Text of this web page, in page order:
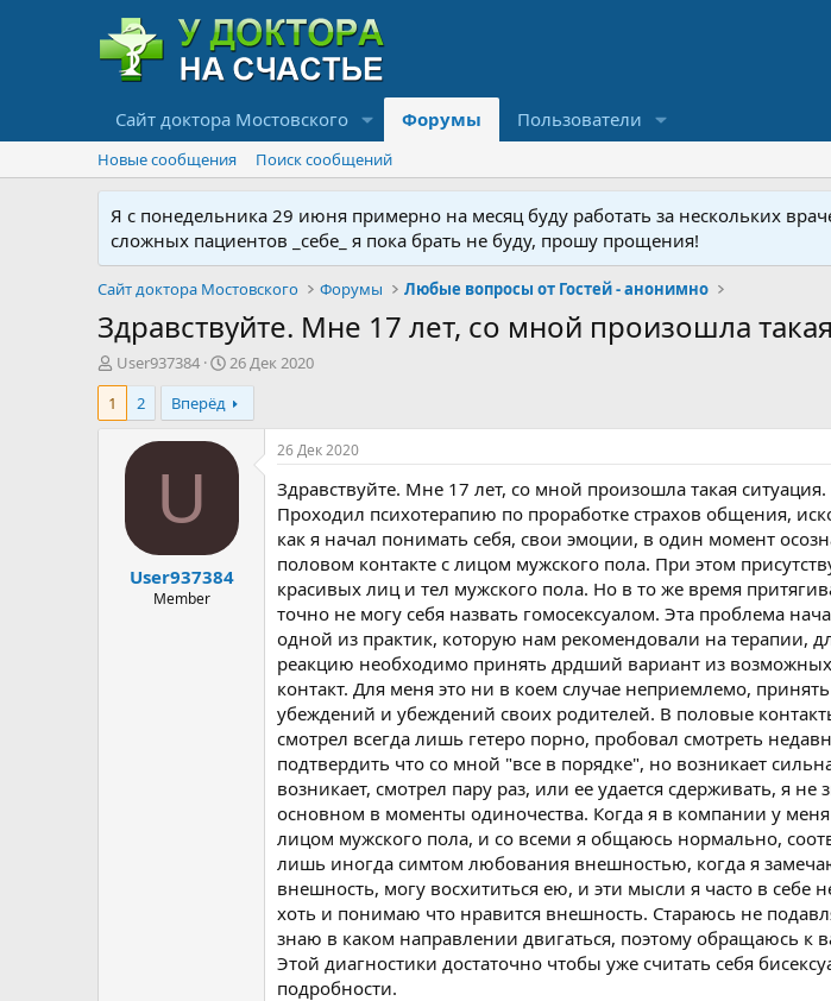
Сайт доктора Мостовского Форумы Пользователи
Новые сообщения Поиск сообщений
Я с понедельника 29 июня примерно на месяц буду работать за нескольких
сложных пациентов _себе_ я пока брать не буду, прошу прощения!
Сайт доктора Мостовского Форумы Любые вопросы от Гостей - анонимно
Здравствуйте. Мне 17 лет, со мной произошла
А
в
о
ы
User937384
Д
а
т
а
н
а
л
26 Дек 2020
1
2 Вперёд
U
User937384
Member
26 Дек 2020
Здравствуйте. Мне 17 лет, со мной произошла такая ситуация.
Проходил психотерапию по проработке страхов общения,
как я начал понимать себя, свои эмоции, в один момент
половом контакте с лицом мужского пола. При этом
красивых лиц и тел мужского пола. Но в то же время
точно не могу себя назвать гомосексуалом. Эта проблема
одной из практик, которую нам рекомендовали на терапии,
реакцию необходимо принять дрдший вариант из
контакт. Для меня это ни в коем случае неприемлемо,
убеждений и убеждений своих родителей. В половые
смотрел всегда лишь гетеро порно, пробовал смотреть
подтвердить что со мной "все в порядке", но возникает
возникает, смотрел пару раз, или ее удается сдерживать, я
основном в моменты одиночества. Когда я в компании у
лицом мужского пола, и со всеми я общаюсь нормально,
лишь иногда симтом любования внешностью, когда я
внешность, могу восхититься ею, и эти мысли я часто в себе
хоть и понимаю что нравится внешность. Стараюсь не
знаю в каком направлении двигаться, поэтому обращаюсь к
Этой диагностики достаточно чтобы уже считать себя
подробности.